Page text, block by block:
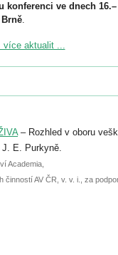
konferenci ve dnech 16.–
Brně.
ke konferenci
do 6. září.
přednášky nebo
června.
více aktualit ...
– Rozhled v oboru
E. Purkyně.
Academia,
činností AV ČR, v. v. i., za